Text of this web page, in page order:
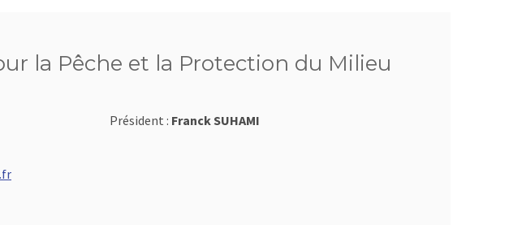
la Pêche et la Protection du Milieu
Président : Franck SUHAMI